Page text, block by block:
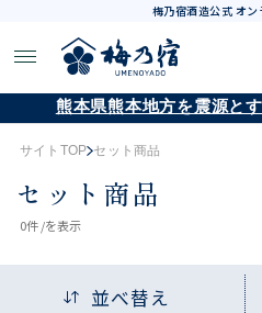
梅乃宿酒造公式 オ
熊本県熊本地方を震源と
サイトTOP セット商品
セット商品
0件 /を表示
並べ替え